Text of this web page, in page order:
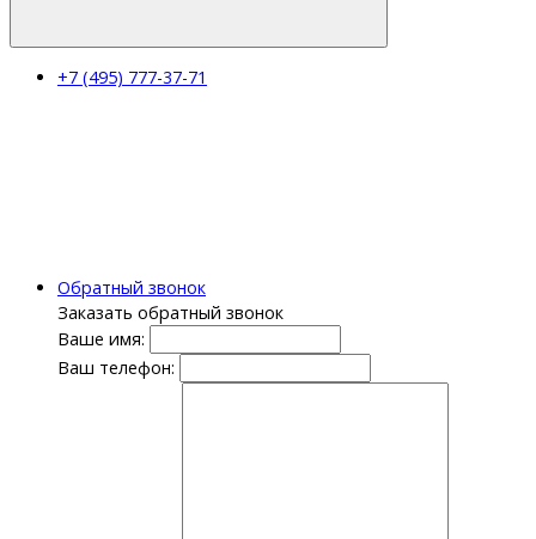
+7 (495) 777-37-71
Обратный звонок
Заказать обратный звонок
Ваше имя:
Ваш телефон: